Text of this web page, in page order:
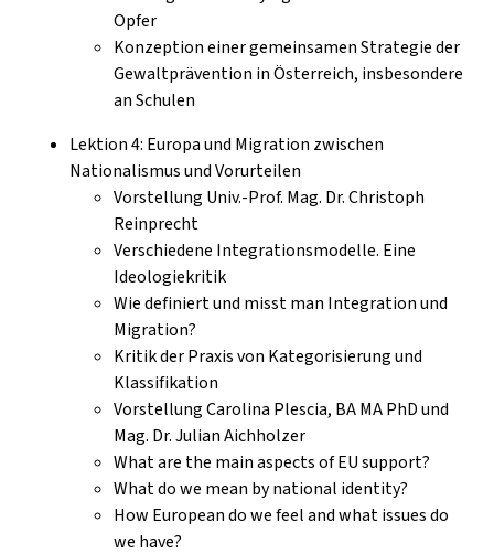
Opfer
Konzeption einer gemeinsamen Strategie der
Gewaltprävention in Österreich, insbesondere
an Schulen
Lektion 4: Europa und Migration zwischen
Nationalismus und Vorurteilen
Vorstellung Univ.-Prof. Mag. Dr. Christoph
Reinprecht
Verschiedene Integrationsmodelle. Eine
Ideologiekritik
Wie definiert und misst man Integration und
Migration?
Kritik der Praxis von Kategorisierung und
Klassifikation
Vorstellung Carolina Plescia, BA MA PhD und
Mag. Dr. Julian Aichholzer
What are the main aspects of EU support?
What do we mean by national identity?
How European do we feel and what issues do
we have?